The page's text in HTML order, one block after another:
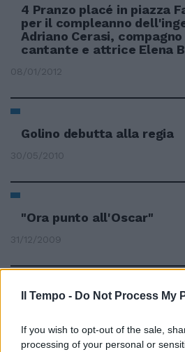
Il Tempo - Do Not Process My
If you wish to opt-out of the sale,
processing of your personal or
4 Pranzo placé in piazza
per il compleanno
Adriano Cerasi,
cantante e attrice Elena
08/01/2012
Golino debutta alla regia
30/05/2010
"Ora punto all'Oscar"
31/12/2009
Isa Bellini, cantante
20/09/2009